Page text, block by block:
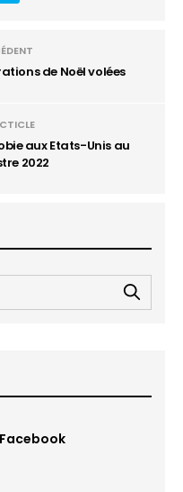
de Noël volées
aux Etats-Unis au
2022